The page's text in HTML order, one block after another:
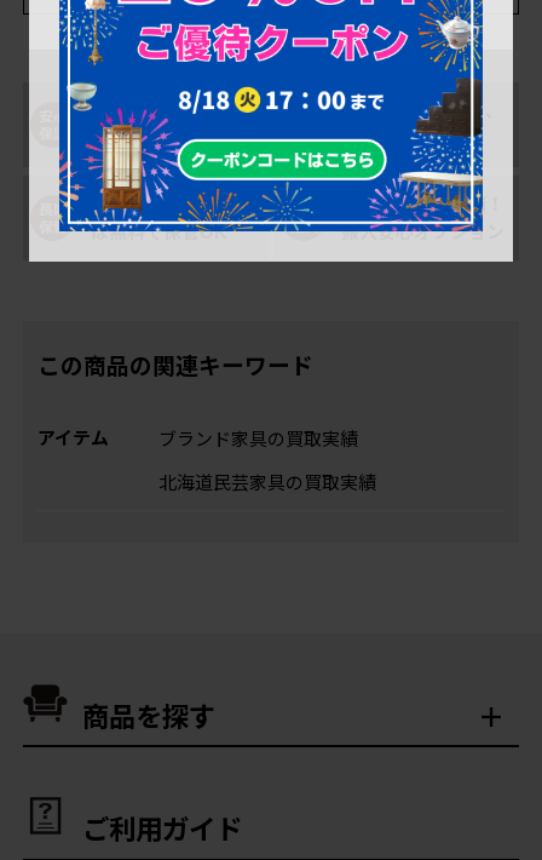
購入後も安心！アフ
ター修理サポート
一部対象外を除き、
返品可能！
購入後、最大1年間
は無料で保管OK
搬入の不安を解消！
搬入安心オプション
この商品の関連キーワード
アイテム
ブランド家具の買取実績
北海道民芸家具の買取実績
商品を探す
ご利用ガイド